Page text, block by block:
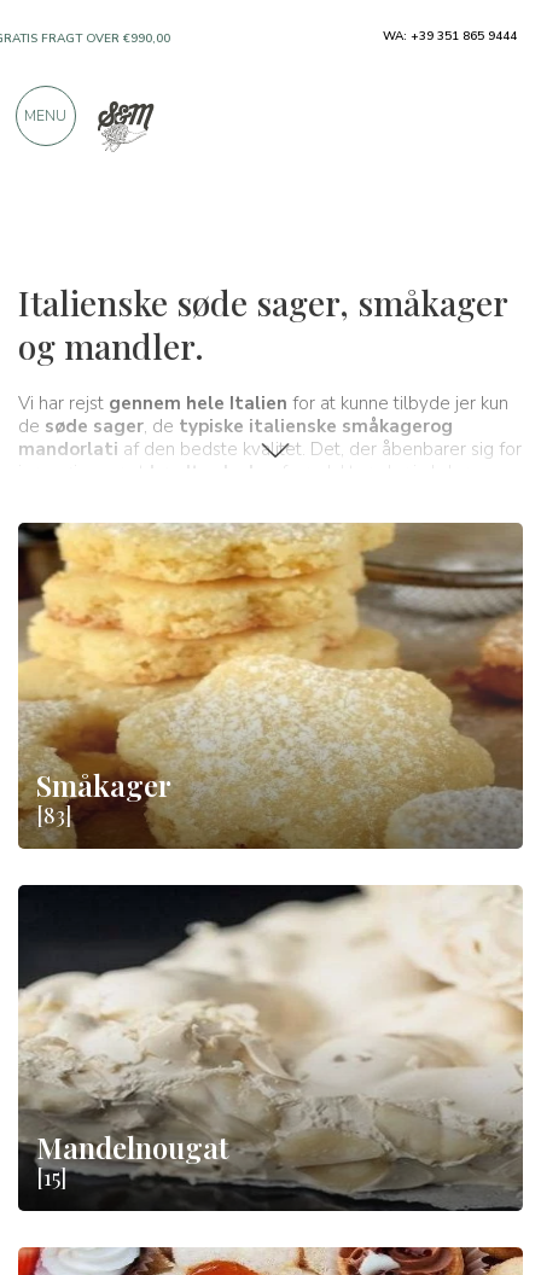
Italienske søde sager, småkager
og mandler.
Vi har rejst gennem hele Italien for at kunne tilbyde jer kun
de søde sager, de typiske italienske småkagerog
mandorlati af den bedste kvalitet. Det, der åbenbarer sig for
bredt udvalg
af produkter, der i al deres
land.
Småkager
[83]
Mandelnougat
[15]
PRODUKTER FRA FREMRAGENDE
900 POSITIVE ANMELDELSER
WA: +39 351 865 9444
MENU